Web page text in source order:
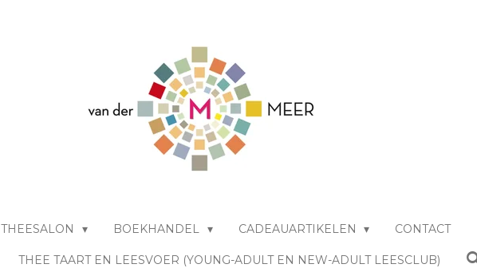
THEESALON BOEKHANDEL CADEAUARTIKELEN CONTACT
THEE TAART EN LEESVOER (YOUNG-ADULT EN NEW-ADULT LEESCLUB)